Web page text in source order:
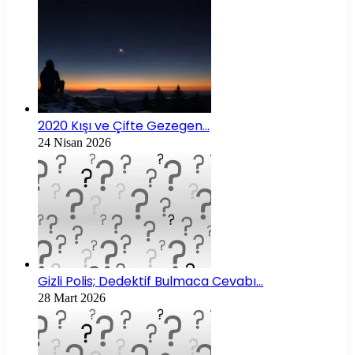
2020 Kışı ve Çifte Gezegen…
24 Nisan 2026
Gizli Polis; Dedektif Bulmaca Cevabı…
28 Mart 2026